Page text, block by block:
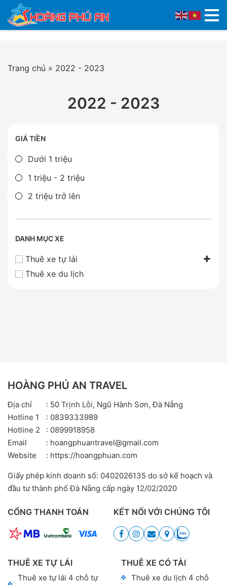
Trang chủ » 2022 - 2023
2022 - 2023
GIÁ TIỀN
Dưới 1 triệu
1 triệu - 2 triệu
2 triệu trở lên
DANH MỤC XE
Thuê xe tự lái
Thuê xe du lịch
HOÀNG PHÚ AN TRAVEL
Địa chỉ
: 50 Trịnh Lỗi, Ngũ Hành Sơn, Đà Nẵng
Hotline 1
: 0839333989
Hotline 2
: 0899918958
Email
: hoangphuantravel@gmail.com
Website
: https://hoangphuan.com
Giấy phép kinh doanh số: 0402026135 do sở kế hoạch và
đầu tư thành phố Đà Nẵng cấp ngày 12/02/2020
CỔNG THANH TOÁN KẾT NỐI VỚI CHÚNG TÔI
THUÊ XE TỰ LÁI
Thuê xe tự lái 4 chỗ tự
THUÊ XE CÓ TÀI
Thuê xe du lịch 4 chỗ